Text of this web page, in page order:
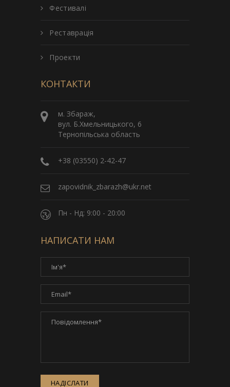
Фестивалі
Реставрація
Проекти
КОНТАКТИ
м. Збараж,
вул. Б.Хмельницького, 6
Тернопільська область
+38 (03550) 2-42-47
zapovidnik_zbarazh@ukr.net
Пн - Нд: 9:00 - 20:00
НАПИСАТИ НАМ
НАДІСЛАТИ